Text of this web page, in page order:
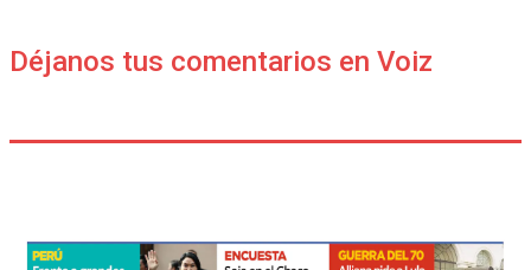
Déjanos tus comentarios en Voiz